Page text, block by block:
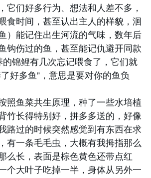
它们好多行为、想法和人差不多，
食时间，甚至认出主人的样貌，洄
）能记住出生河流的气味，数年后
钩伤过的鱼，甚至能记仇避开同款
锦鲤有几次忘记喂食了，它们就
好多鱼”，意思是要对你的鱼负
照鱼菜共生原理，种了一些水培植
竹长得特别好，拼多多送的，好像
路过的时候突然感觉到有东西在求
有一条毛毛虫，大概有我拇指那么
么长，表面是棕色黄色还带点红
个大叶子吃掉一半，身体从另外一